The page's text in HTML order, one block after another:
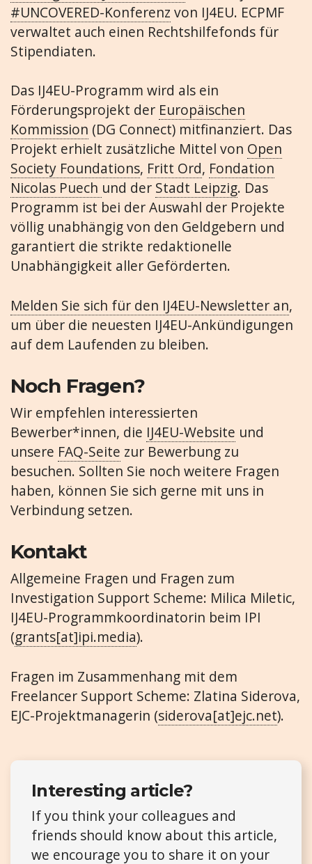
#UNCOVERED-Konferenz von IJ4EU. ECPMF
verwaltet auch einen Rechtshilfefonds für
Stipendiaten.
Das IJ4EU-Programm wird als ein
Förderungsprojekt der Europäischen
Kommission (DG Connect) mitfinanziert. Das
Projekt erhielt zusätzliche Mittel von Open
Society Foundations, Fritt Ord, Fondation
Nicolas Puech und der Stadt Leipzig. Das
Programm ist bei der Auswahl der Projekte
völlig unabhängig von den Geldgebern und
garantiert die strikte redaktionelle
Unabhängigkeit aller Geförderten.
Melden Sie sich für den IJ4EU-Newsletter an,
um über die neuesten IJ4EU-Ankündigungen
auf dem Laufenden zu bleiben.
Noch Fragen?
Wir empfehlen interessierten
Bewerber*innen, die IJ4EU-Website und
unsere FAQ-Seite zur Bewerbung zu
besuchen. Sollten Sie noch weitere Fragen
haben, können Sie sich gerne mit uns in
Verbindung setzen.
Kontakt
Allgemeine Fragen und Fragen zum
Investigation Support Scheme: Milica Miletic,
IJ4EU-Programmkoordinatorin beim IPI
(grants[at]ipi.media).
Fragen im Zusammenhang mit dem
Freelancer Support Scheme: Zlatina Siderova,
EJC-Projektmanagerin (siderova[at]ejc.net).
Interesting article?
If you think your colleagues and
friends should know about this article,
we encourage you to share it on your